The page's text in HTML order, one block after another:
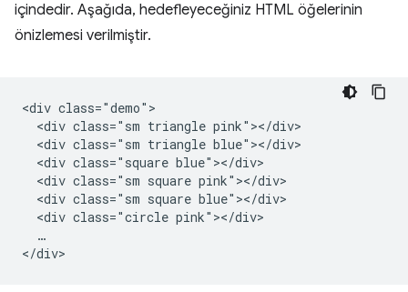
içindedir. Aşağıda, hedefleyeceğiniz HTML öğelerinin
önizlemesi verilmiştir.
<div class="demo">
  <div class="sm triangle pink"></div>
  <div class="sm triangle blue"></div>
  <div class="square blue"></div>
  <div class="sm square pink"></div>
  <div class="sm square blue"></div>
  <div class="circle pink"></div>
  …